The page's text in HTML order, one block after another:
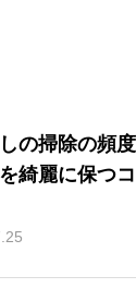
の掃除の頻
綺麗に保つコ